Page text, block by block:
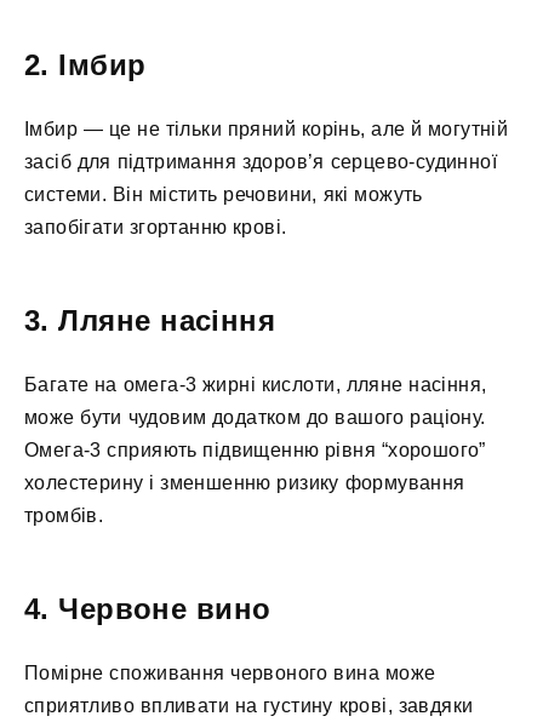
2. Імбир
Імбир — це не тільки пряний корінь, але й могутній
засіб для підтримання здоров’я серцево-судинної
системи. Він містить речовини, які можуть
запобігати згортанню крові.
3. Лляне насіння
Багате на омега-3 жирні кислоти, лляне насіння,
може бути чудовим додатком до вашого раціону.
Омега-3 сприяють підвищенню рівня “хорошого”
холестерину і зменшенню ризику формування
тромбів.
4. Червоне вино
Помірне споживання червоного вина може
сприятливо впливати на густину крові, завдяки